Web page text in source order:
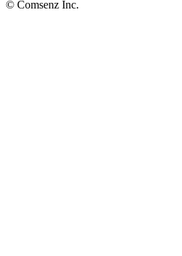
© Comsenz Inc.